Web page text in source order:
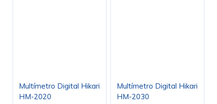
Multímetro Digital Hikari
HM-2020
Multímetro Digital Hikari
HM-2030